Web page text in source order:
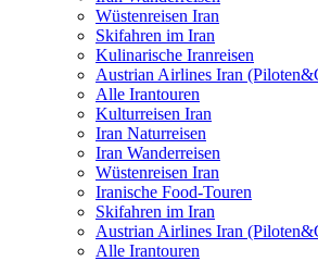
Wüstenreisen Iran
Skifahren im Iran
Kulinarische Iranreisen
Austrian Airlines Iran
Alle Irantouren
Kulturreisen Iran
Iran Naturreisen
Iran Wanderreisen
Wüstenreisen Iran
Iranische Food-Touren
Skifahren im Iran
Austrian Airlines Iran
Alle Irantouren